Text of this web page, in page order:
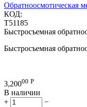
Обратноосмотическая
КОД:
T51185
Быстросъемная
Быстросъемная
3,20000 Р
В наличии
+
−